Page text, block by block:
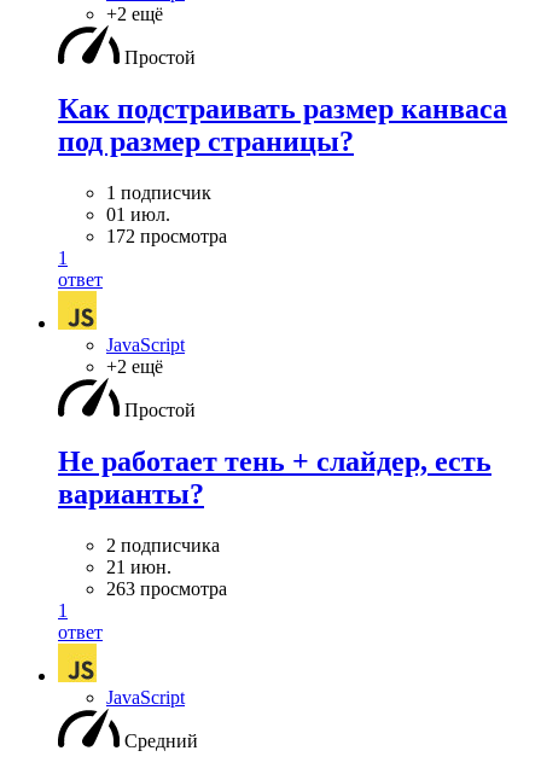
+2 ещё
Простой
Как подстраивать размер канваса
под размер страницы?
1 подписчик
01 июл.
172 просмотра
1
ответ
JavaScript
+2 ещё
Простой
Не работает тень + слайдер, есть
варианты?
2 подписчика
21 июн.
263 просмотра
1
ответ
JavaScript
Средний